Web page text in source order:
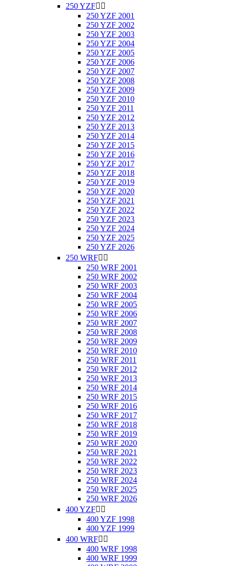
250 YZF 
250 YZF 2001
250 YZF 2002
250 YZF 2003
250 YZF 2004
250 YZF 2005
250 YZF 2006
250 YZF 2007
250 YZF 2008
250 YZF 2009
250 YZF 2010
250 YZF 2011
250 YZF 2012
250 YZF 2013
250 YZF 2014
250 YZF 2015
250 YZF 2016
250 YZF 2017
250 YZF 2018
250 YZF 2019
250 YZF 2020
250 YZF 2021
250 YZF 2022
250 YZF 2023
250 YZF 2024
250 YZF 2025
250 YZF 2026
250 WRF 
250 WRF 2001
250 WRF 2002
250 WRF 2003
250 WRF 2004
250 WRF 2005
250 WRF 2006
250 WRF 2007
250 WRF 2008
250 WRF 2009
250 WRF 2010
250 WRF 2011
250 WRF 2012
250 WRF 2013
250 WRF 2014
250 WRF 2015
250 WRF 2016
250 WRF 2017
250 WRF 2018
250 WRF 2019
250 WRF 2020
250 WRF 2021
250 WRF 2022
250 WRF 2023
250 WRF 2024
250 WRF 2025
250 WRF 2026
400 YZF 
400 YZF 1998
400 YZF 1999
400 WRF 
400 WRF 1998
400 WRF 1999